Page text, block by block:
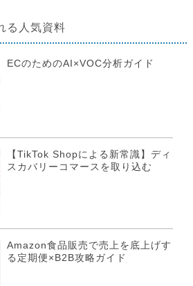
る人気資料
ECのためのAI×VOC分析ガイド
【TikTok Shopによる新常識】ディ
スカバリーコマースを取り込む
Amazon食品販売で売上を底上げす
る定期便×B2B攻略ガイド